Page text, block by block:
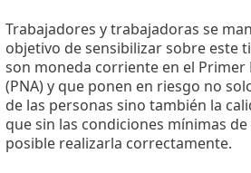
Trabajadores y trabajadoras se
objetivo de sensibilizar sobre este
son moneda corriente en el Primer
(PNA) y que ponen en riesgo no
de las personas sino también la
que sin las condiciones mínimas
posible realizarla correctamente.